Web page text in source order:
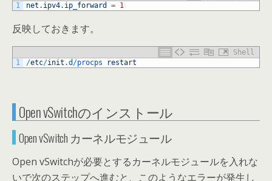
1 net . ipv4. ip_forward = 1
反映しておきます。
Shell
1
/etc/init .d /procps restart
Open vSwitchのインストール
Open vSwitch カーネルモジュール
Open vSwitchが必要とするカーネルモジュールを入れな
いで次のステップへ進むと、このようなエラーが発生し